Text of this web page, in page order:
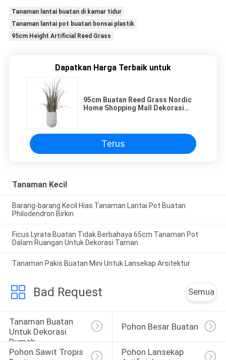
Tanaman lantai buatan di kamar tidur
Tanaman lantai pot buatan bonsai plastik
95cm Height Artificial Reed Grass
Dapatkan Harga Terbaik untuk
95cm Buatan Reed Grass Nordic
Home Shopping Mall Dekorasi
Terus
Tanaman Kecil
Barang-barang Kecil Hias Tanaman Lantai Pot Buatan
Philodendron Birkin
Ficus Lyrata Buatan Tidak Berbahaya 65cm Tanaman Pot
Dalam Ruangan Untuk Dekorasi Taman
Tanaman Pakis Buatan Mini Untuk Lansekap Arsitektur
Bad Request Semua
Tanaman Buatan
Untuk Dekorasi
Rumah
Pohon Besar Buatan
Pohon Sawit Tropis
Pohon Lansekap